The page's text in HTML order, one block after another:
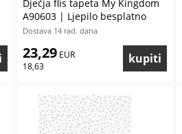
Dječja flis tapeta My Kingdom
A90603 | Ljepilo besplatno
Dostava 14 rad. dana
23,29 EUR
18,63